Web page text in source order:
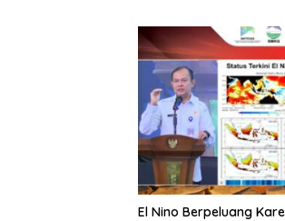
El Nino Berpeluang